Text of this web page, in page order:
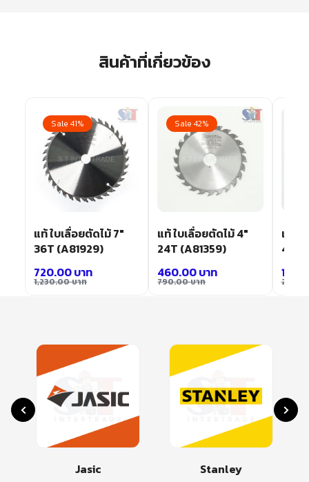
สินค้าที่เกี่ยวข้อง
Sale 41%
แท้ ใบเลื่อยตัดไม้ 7″
36T (A81929)
1,230.00บาท
720.00บาท
Sale 42%
แท้ ใบเลื่อยตัดไม้ 4″
24T (A81359)
790.00บาท
460.00บาท
แท้ ใ
48T
Jasic Stanley